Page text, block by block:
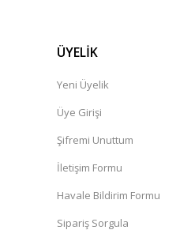
ÜYELİK
Yeni Üyelik
Üye Girişi
Şifremi Unuttum
İletişim Formu
Havale Bildirim Formu
Sipariş Sorgula